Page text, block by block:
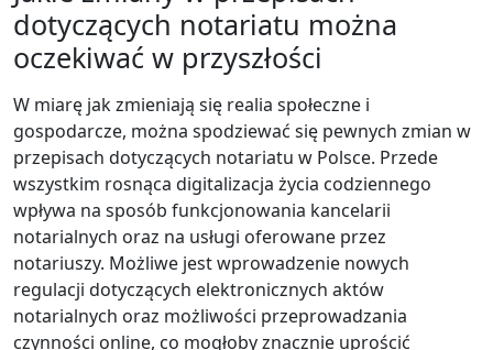
dotyczących notariatu można
oczekiwać w przyszłości
W miarę jak zmieniają się realia społeczne i
gospodarcze, można spodziewać się pewnych zmian w
przepisach dotyczących notariatu w Polsce. Przede
wszystkim rosnąca digitalizacja życia codziennego
wpływa na sposób funkcjonowania kancelarii
notarialnych oraz na usługi oferowane przez
notariuszy. Możliwe jest wprowadzenie nowych
regulacji dotyczących elektronicznych aktów
notarialnych oraz możliwości przeprowadzania
czynności online, co mogłoby znacznie uprościć